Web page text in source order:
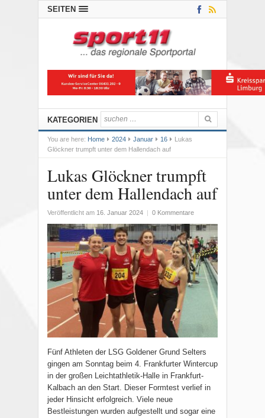
SEITEN
KATEGORIEN
You are here: Home 2024 Januar 16
Lukas
Glöckner trumpft unter dem Hallendach auf
Lukas Glöckner trumpft
unter dem Hallendach auf
Veröffentlicht am 16. Januar 2024 0 Kommentare
Fünf Athleten der LSG Goldener Grund Selters
gingen am Sonntag beim 4. Frankfurter Wintercup
in der großen Leichtathletik-Halle in Frankfurt-
Kalbach an den Start. Dieser Formtest verlief in
jeder Hinsicht erfolgreich. Viele neue
Bestleistungen wurden aufgestellt und sogar eine